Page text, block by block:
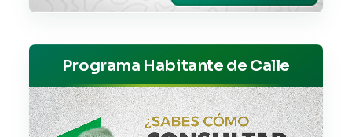
Programa Habitante de Calle